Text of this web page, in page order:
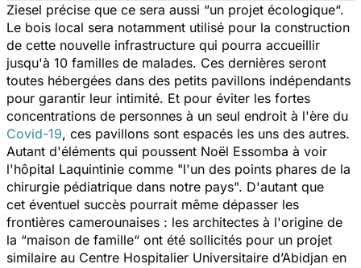
Ziesel précise que ce sera aussi “un projet écologique“.
Le bois local sera notamment utilisé pour la construction
de cette nouvelle infrastructure qui pourra accueillir
jusqu'à 10 familles de malades. Ces dernières seront
toutes hébergées dans des petits pavillons indépendants
pour garantir leur intimité. Et pour éviter les fortes
concentrations de personnes à un seul endroit à l'ère du
Covid-19, ces pavillons sont espacés les uns des autres.
Autant d'éléments qui poussent Noël Essomba à voir
l'hôpital Laquintinie comme "l'un des points phares de la
chirurgie pédiatrique dans notre pays". D'autant que
cet éventuel succès pourrait même dépasser les
frontières camerounaises : les architectes à l'origine de
la “maison de famille“ ont été sollicités pour un projet
similaire au Centre Hospitalier Universitaire d’Abidjan en